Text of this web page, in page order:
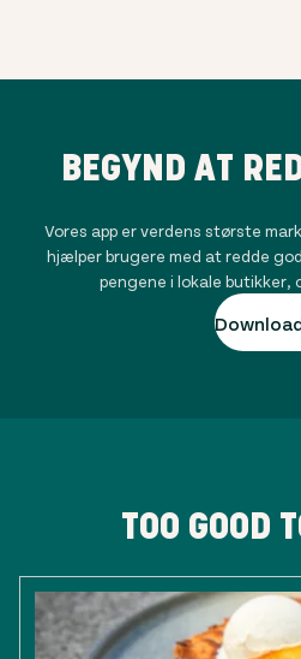
BEGYND AT
Vores app er verdens største
hjælper brugere med at redde
pengene i lokale
TOO GOOD